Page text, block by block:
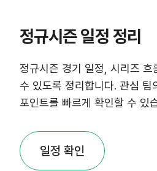
정규시즌 일정 정리
정규시즌 경기 일정, 시리즈 흐
수 있도록 정리합니다. 관심 팀
포인트를 빠르게 확인할 수 있
일정 확인